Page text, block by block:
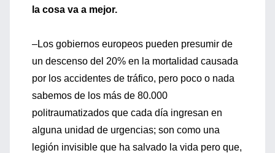
la cosa va a mejor.
–Los gobiernos europeos pueden presumir de
un descenso del 20% en la mortalidad causada
por los accidentes de tráfico, pero poco o nada
sabemos de los más de 80.000
politraumatizados que cada día ingresan en
alguna unidad de urgencias; son como una
legión invisible que ha salvado la vida pero que,